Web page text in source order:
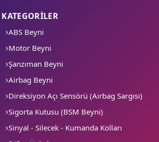
KATEGORİLER
ABS Beyni
Motor Beyni
Şanzıman Beyni
Airbag Beyni
Direksiyon Açı Sensörü (Airbag Sargısı)
Sigorta Kutusu (BSM Beyni)
Sinyal - Silecek - Kumanda Kolları